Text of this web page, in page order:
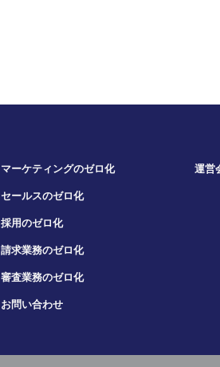
マーケティングのゼロ化
セールスのゼロ化
採用のゼロ化
請求業務のゼロ化
審査業務のゼロ化
お問い合わせ
運営